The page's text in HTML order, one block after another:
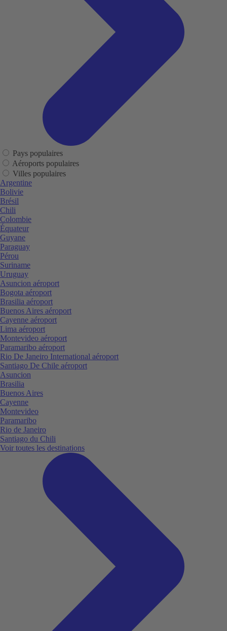
Pays populaires
Aéroports populaires
Villes populaires
Argentine
Bolivie
Brésil
Chili
Colombie
Équateur
Guyane
Paraguay
Pérou
Suriname
Uruguay
Asuncion aéroport
Bogota aéroport
Brasilia aéroport
Buenos Aires aéroport
Cayenne aéroport
Lima aéroport
Montevideo aéroport
Paramaribo aéroport
Rio De Janeiro International aéroport
Santiago De Chile aéroport
Asuncion
Brasilia
Buenos Aires
Cayenne
Montevideo
Paramaribo
Rio de Janeiro
Santiago du Chili
Voir toutes les destinations